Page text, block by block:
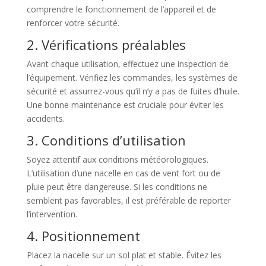
comprendre le fonctionnement de l’appareil et de
renforcer votre sécurité.
2. Vérifications préalables
Avant chaque utilisation, effectuez une inspection de
l’équipement. Vérifiez les commandes, les systèmes de
sécurité et assurrez-vous qu’il n’y a pas de fuites d’huile.
Une bonne maintenance est cruciale pour éviter les
accidents.
3. Conditions d’utilisation
Soyez attentif aux conditions météorologiques.
L’utilisation d’une nacelle en cas de vent fort ou de
pluie peut être dangereuse. Si les conditions ne
semblent pas favorables, il est préférable de reporter
l’intervention.
4. Positionnement
Placez la nacelle sur un sol plat et stable. Évitez les